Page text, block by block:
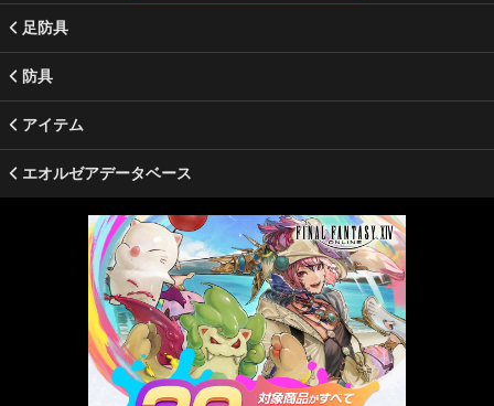
足防具
防具
アイテム
エオルゼアデータベース